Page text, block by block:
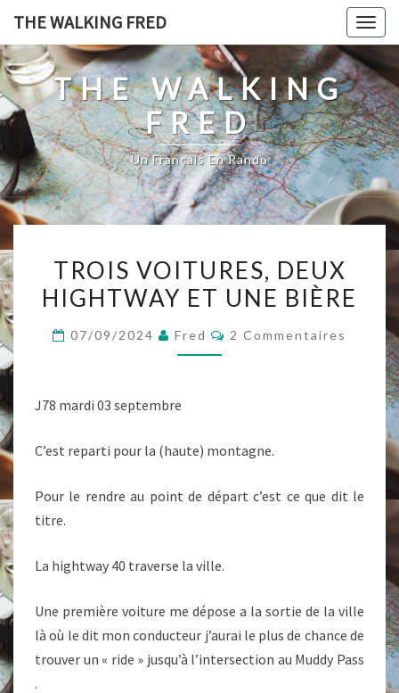
content
THE WALKING FRED
THE WALKING
FRED
Un Français En Rando
VOITURES,
DEUX
TROIS VOITURES, DEUX
HIGHTWAY ET UNE BIÈRE
07/09/2024 Fred Commentaires
2 Commentaires
J78 mardi 03 septembre
C’est reparti pour la (haute) montagne.
Pour le rendre au point de départ c’est ce que dit le
titre.
La hightway 40 traverse la ville.
Une première voiture me dépose a la sortie de la ville
là où le dit mon conducteur j’aurai le plus de chance de
trouver un « ride » jusqu’à l’intersection au Muddy Pass
.